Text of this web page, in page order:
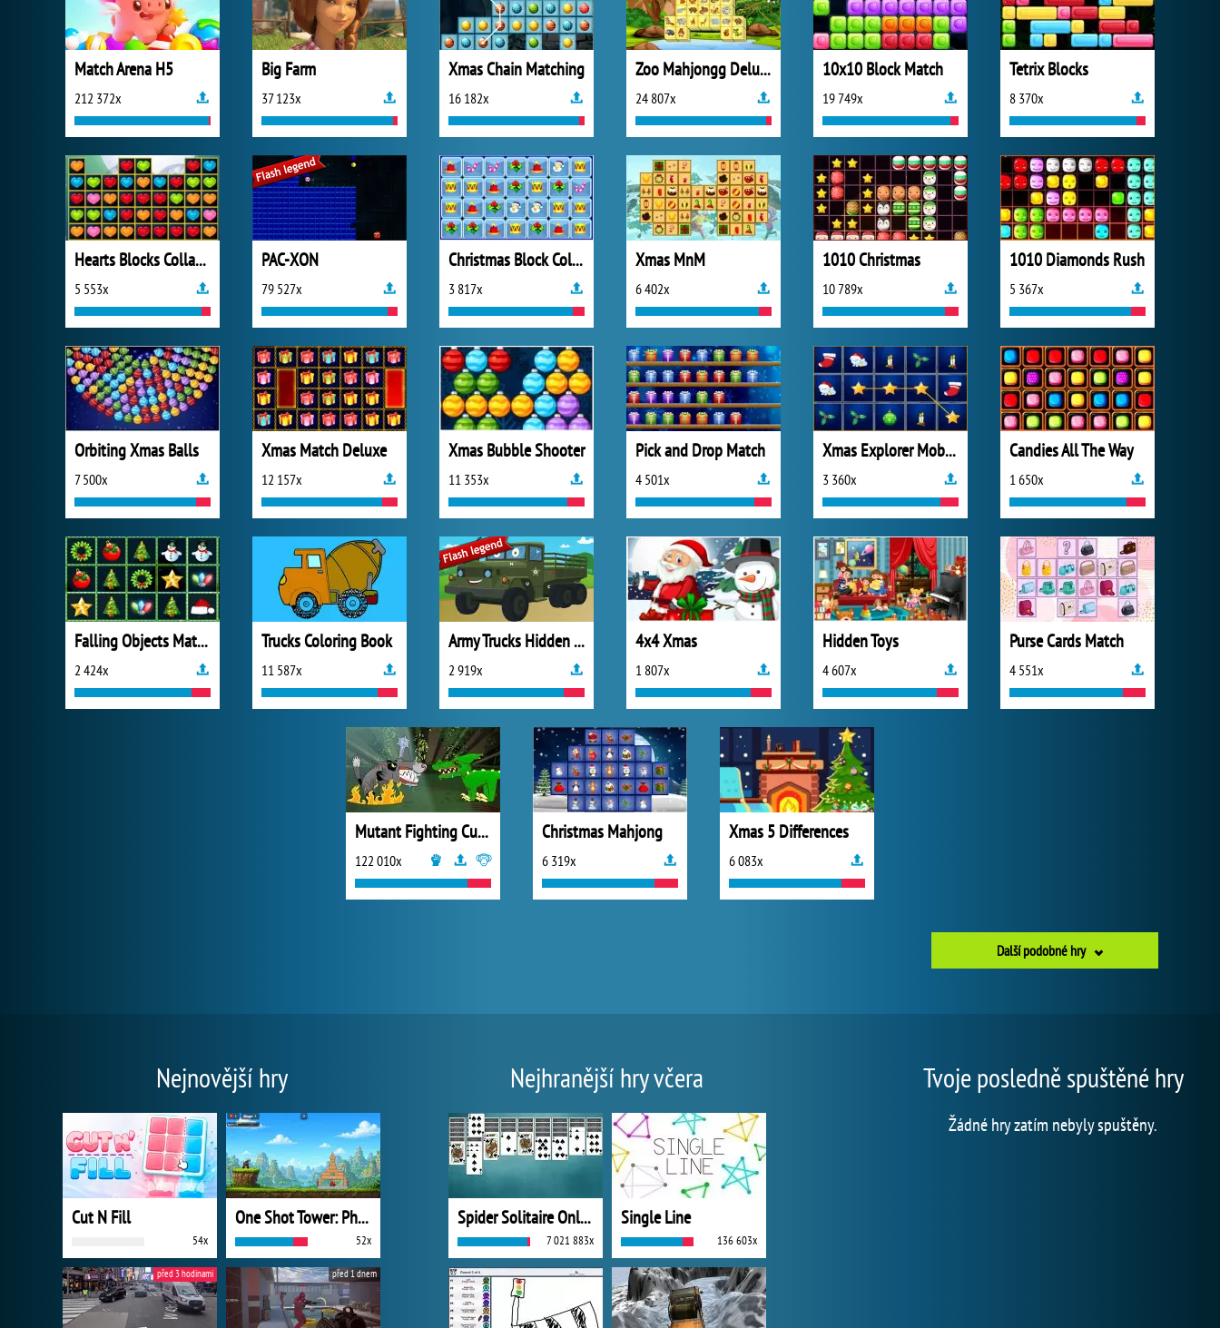
Match Arena H5
212 372x
Big Farm
37 123x
Xmas Chain Matching
16 182x
Zoo Mahjongg Deluxe
24 807x
10x10 Block Match
19 749x
Tetrix Blocks
8 370x
Hearts Blocks Collapse
5 553x
PAC-XON
79 527x
Christmas Block Collapse
3 817x
Xmas MnM
6 402x
1010 Christmas
10 789x
1010 Diamonds Rush
5 367x
Orbiting Xmas Balls
7 500x
Xmas Match Deluxe
12 157x
Xmas Bubble Shooter
11 353x
Pick and Drop Match
4 501x
Xmas Explorer Mobile
3 360x
Candies All The Way
1 650x
Falling Objects Match
2 424x
Trucks Coloring Book
11 587x
Army Trucks Hidden Letters
2 919x
4x4 Xmas
1 807x
Hidden Toys
4 607x
Purse Cards Match
4 551x
Mutant Fighting Cup 2016
122 010x
Christmas Mahjong
6 319x
Xmas 5 Differences
6 083x
Další podobné hry
Nejnovější hry
Cut N Fill
54x
One Shot Tower: Physics Destroyer
52x
před 3 hodinami před 1 dnem
Nejhranější hry včera
Spider Solitaire Online
7 021 883x
Single Line
136 603x
Tvoje posledně spuštěné hry
Žádné hry zatím nebyly spuštěny.